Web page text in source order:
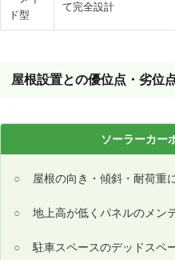
ド型
て完全設計
屋根設置との優位点・劣位
ソーラーカー
屋根の向き・傾斜・耐荷重
地上高が低くパネルのメン
駐車スペースのデッドスペ